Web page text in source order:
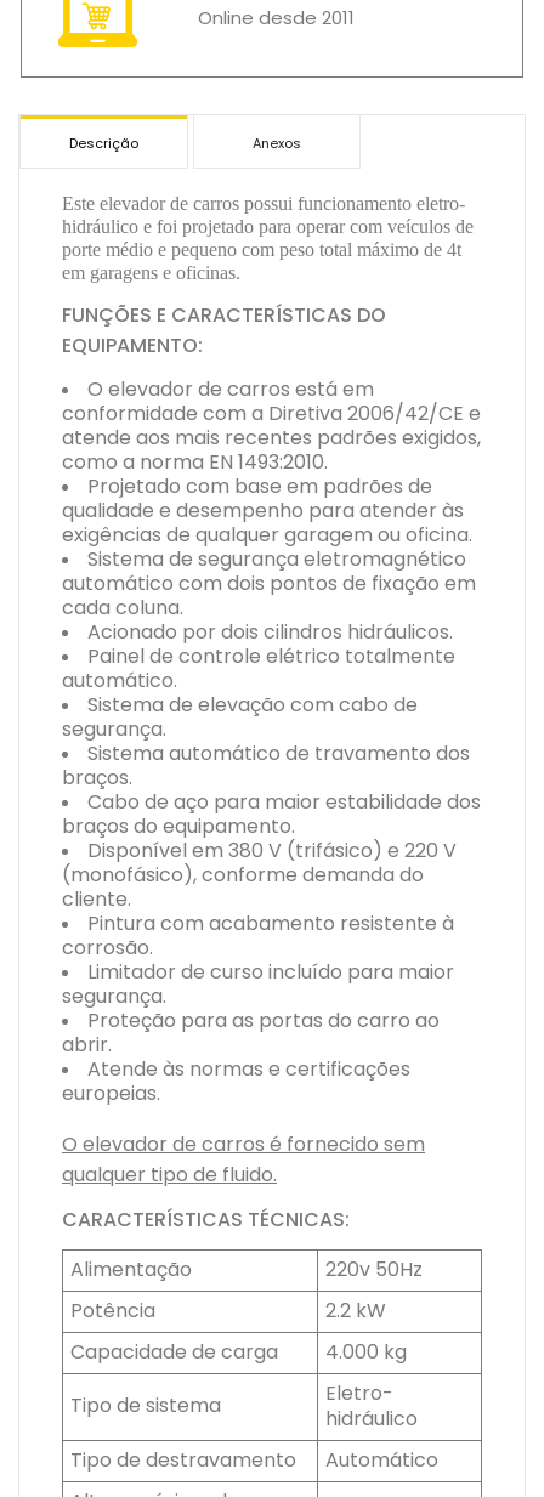
Online desde 2011
Descrição Anexos
Este elevador de carros possui funcionamento eletro-
hidráulico e foi projetado para operar com veículos de
porte médio e pequeno com peso total máximo de 4t
em garagens e oficinas.
FUNÇÕES E CARACTERÍSTICAS DO
EQUIPAMENTO:
O elevador de carros está em
conformidade com a Diretiva 2006/42/CE e
atende aos mais recentes padrões exigidos,
como a norma EN 1493:2010.
Projetado com base em padrões de
qualidade e desempenho para atender às
exigências de qualquer garagem ou oficina.
Sistema de segurança eletromagnético
automático com dois pontos de fixação em
cada coluna.
Acionado por dois cilindros hidráulicos.
Painel de controle elétrico totalmente
automático.
Sistema de elevação com cabo de
segurança.
Sistema automático de travamento dos
braços.
Cabo de aço para maior estabilidade dos
braços do equipamento.
Disponível em 380 V (trifásico) e 220 V
(monofásico), conforme demanda do
cliente.
Pintura com acabamento resistente à
corrosão.
Limitador de curso incluído para maior
segurança.
Proteção para as portas do carro ao
abrir.
Atende às normas e certificações
europeias.
O elevador de carros é fornecido sem
qualquer tipo de fluido.
CARACTERÍSTICAS TÉCNICAS:
Alimentação
220v 50Hz
Potência
2.2 kW
Capacidade de carga
4.000 kg
Tipo de sistema
Eletro-
hidráulico
Tipo de destravamento
Automático